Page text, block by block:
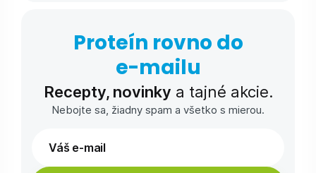
Proteín rovno do
e-⁠mailu
Recepty, novinky a tajné akcie.
Nebojte sa, žiadny spam a všetko s mierou.